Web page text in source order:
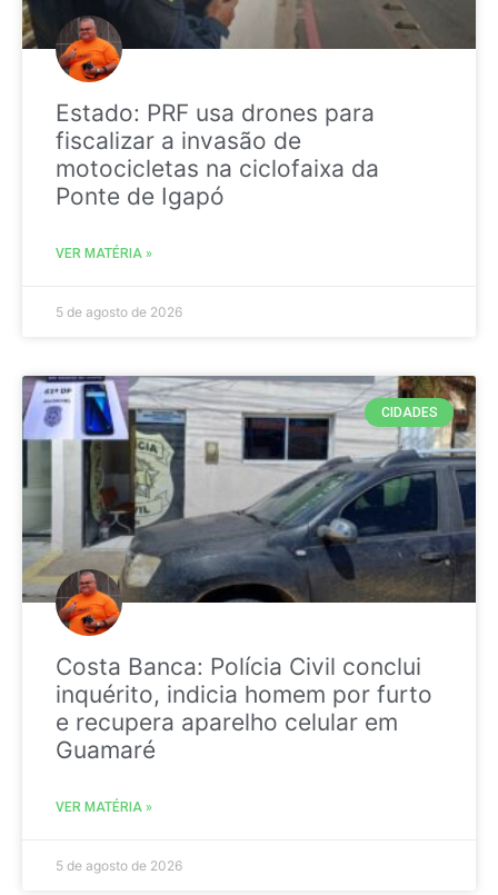
Estado: PRF usa drones para
fiscalizar a invasão de
motocicletas na ciclofaixa da
Ponte de Igapó
VER MATÉRIA »
5 de agosto de 2026
CIDADES
Costa Banca: Polícia Civil conclui
inquérito, indicia homem por furto
e recupera aparelho celular em
Guamaré
VER MATÉRIA »
5 de agosto de 2026